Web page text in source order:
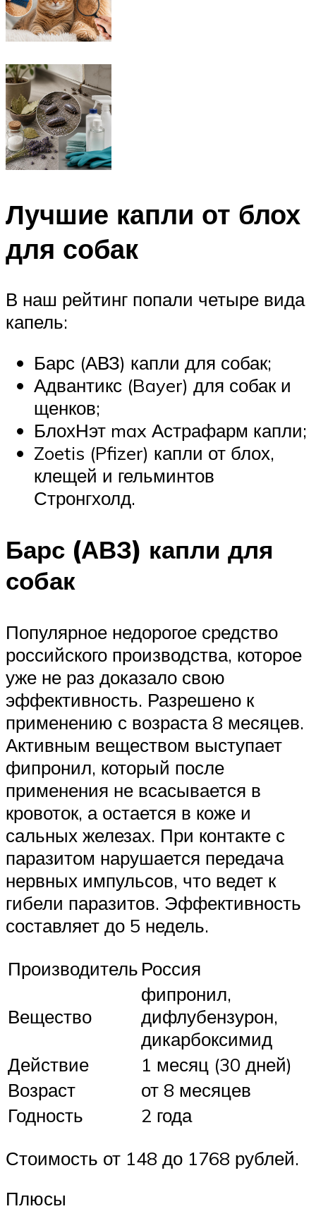
Лучшие капли от блох
для собак
В наш рейтинг попали четыре вида
капель:
Барс (АВЗ) капли для собак;
Адвантикс (Bayer) для собак и
щенков;
БлохНэт max Астрафарм капли;
Zoetis (Pfizer) капли от блох,
клещей и гельминтов
Стронгхолд.
Барс (АВЗ) капли для
собак
Популярное недорогое средство
российского производства, которое
уже не раз доказало свою
эффективность. Разрешено к
применению с возраста 8 месяцев.
Активным веществом выступает
фипронил, который после
применения не всасывается в
кровоток, а остается в коже и
сальных железах. При контакте с
паразитом нарушается передача
нервных импульсов, что ведет к
гибели паразитов. Эффективность
составляет до 5 недель.
Производитель Россия
Вещество
фипронил,
дифлубензурон,
дикарбоксимид
Действие
1 месяц (30 дней)
Возраст
от 8 месяцев
Годность
2 года
Стоимость от 148 до 1768 рублей.
Плюсы